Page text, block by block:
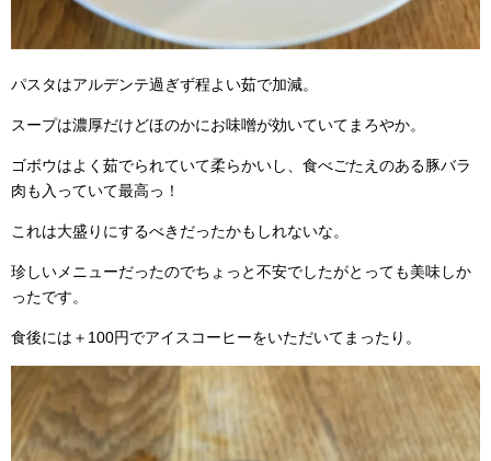
パスタはアルデンテ過ぎず程よい茹で加減。
スープは濃厚だけどほのかにお味噌が効いていてまろやか。
ゴボウはよく茹でられていて柔らかいし、食べごたえのある豚バラ
肉も入っていて最高っ！
これは大盛りにするべきだったかもしれないな。
珍しいメニューだったのでちょっと不安でしたがとっても美味しか
ったです。
食後には＋100円でアイスコーヒーをいただいてまったり。